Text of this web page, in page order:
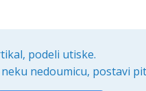
podeli utiske.
nedoumicu, postavi